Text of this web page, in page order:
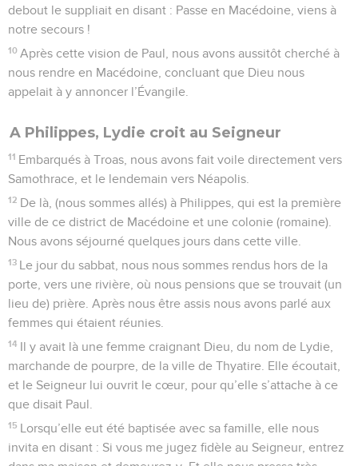
debout le suppliait en disant : Passe en Macédoine, viens à
notre secours !
10 Après cette vision de Paul, nous avons aussitôt cherché à
nous rendre en Macédoine, concluant que Dieu nous
appelait à y annoncer l’Évangile.
A Philippes, Lydie croit au Seigneur
11 Embarqués à Troas, nous avons fait voile directement vers
Samothrace, et le lendemain vers Néapolis.
12 De là, (nous sommes allés) à Philippes, qui est la première
ville de ce district de Macédoine et une colonie (romaine).
Nous avons séjourné quelques jours dans cette ville.
13 Le jour du sabbat, nous nous sommes rendus hors de la
porte, vers une rivière, où nous pensions que se trouvait (un
lieu de) prière. Après nous être assis nous avons parlé aux
femmes qui étaient réunies.
14 Il y avait là une femme craignant Dieu, du nom de Lydie,
marchande de pourpre, de la ville de Thyatire. Elle écoutait,
et le Seigneur lui ouvrit le cœur, pour qu’elle s’attache à ce
que disait Paul.
15 Lorsqu’elle eut été baptisée avec sa famille, elle nous
invita en disant : Si vous me jugez fidèle au Seigneur, entrez